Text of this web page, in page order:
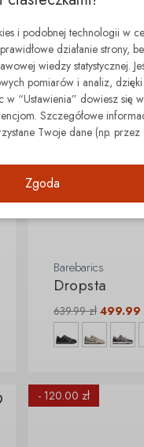
- 140.00 zł
Barebarics
Dropsta
639.99zł 499.99
- 120.00 zł
i podobnej technologii w
działanie strony,
wiedzy statystycznej.
pomiarów i analiz,
w “Ustawienia” dowiesz się
Szczegółowe
Twoje dane (np.
Zgoda